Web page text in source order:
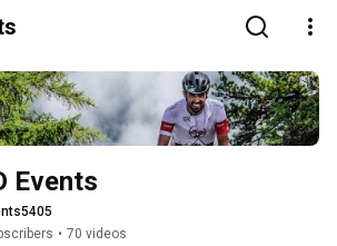
Events
• 70 videos